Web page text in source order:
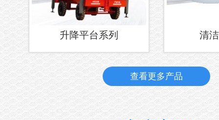
升降平台系列 清
查看更多产品